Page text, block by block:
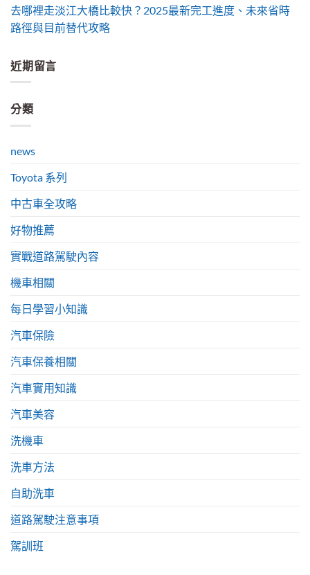
去哪裡走淡江大橋比較快？2025最新完工進度、未來省時
路徑與目前替代攻略
近期留言
分類
news
Toyota 系列
中古車全攻略
好物推薦
實戰道路駕駛內容
機車相關
每日學習小知識
汽車保險
汽車保養相關
汽車實用知識
汽車美容
洗機車
洗車方法
自助洗車
道路駕駛注意事項
駕訓班